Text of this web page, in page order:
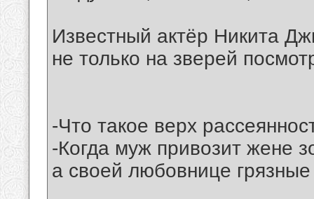
Известный актёр Никита
не только на зверей
-Что такое верх
-Когда муж привозит жене
а своей любовнице